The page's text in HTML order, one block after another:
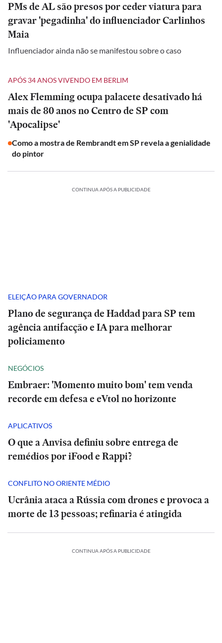
PMs de AL são presos por ceder viatura para
gravar 'pegadinha' do influenciador Carlinhos
Maia
Influenciador ainda não se manifestou sobre o caso
APÓS 34 ANOS VIVENDO EM BERLIM
Alex Flemming ocupa palacete desativado há
mais de 80 anos no Centro de SP com
'Apocalipse'
Como a mostra de Rembrandt em SP revela a genialidade
do pintor
CONTINUA APÓS A PUBLICIDADE
ELEIÇÃO PARA GOVERNADOR
Plano de segurança de Haddad para SP tem
agência antifacção e IA para melhorar
policiamento
NEGÓCIOS
Embraer: 'Momento muito bom' tem venda
recorde em defesa e eVtol no horizonte
APLICATIVOS
O que a Anvisa definiu sobre entrega de
remédios por iFood e Rappi?
CONFLITO NO ORIENTE MÉDIO
Ucrânia ataca a Rússia com drones e provoca a
morte de 13 pessoas; refinaria é atingida
CONTINUA APÓS A PUBLICIDADE